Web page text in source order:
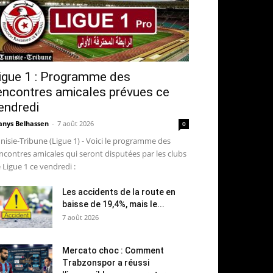
1 : Programme des
amicales prévues ce
Belhassen - 7 août 2026 0
Tribune (Ligue 1) - Voici le programme des
amicales qui seront disputées par les clubs
Ligue 1 ce vendredi :
Les accidents de la route en
baisse de 19,4%, mais le...
7 août 2026
Mercato choc : Comment
Trabzonspor a réussi